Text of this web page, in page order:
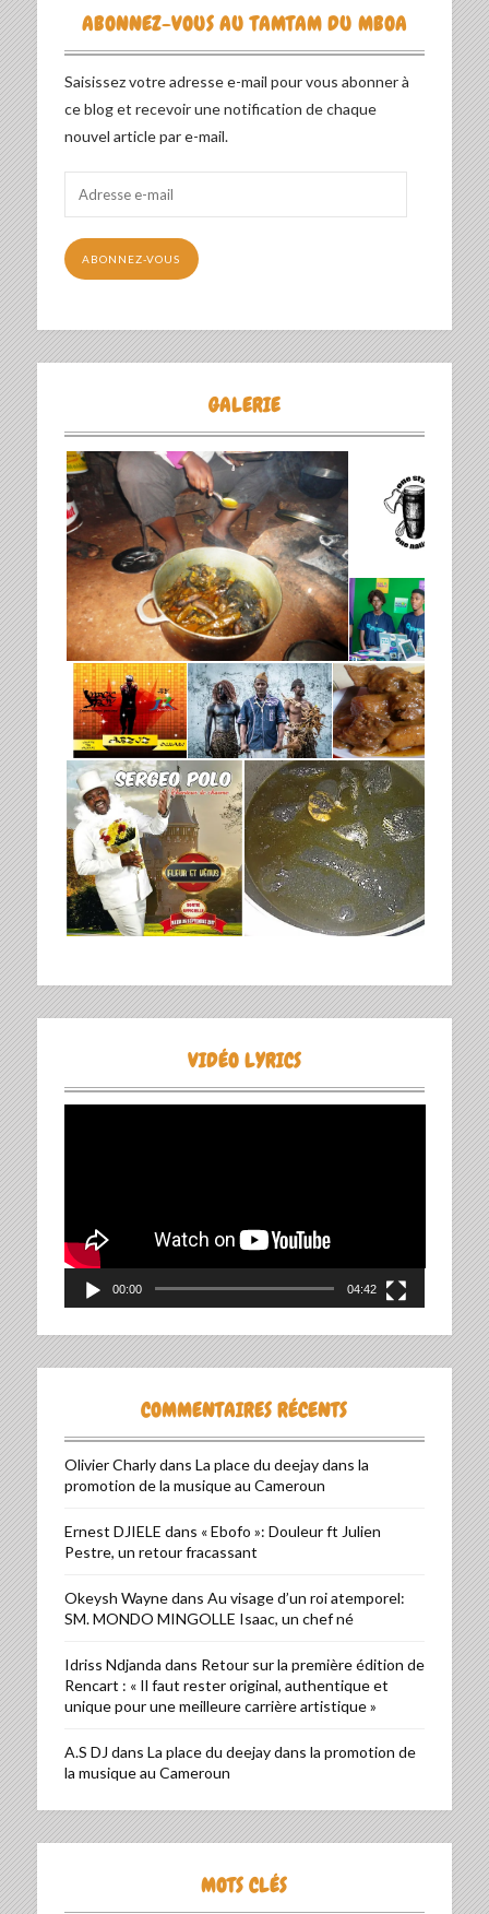
ABONNEZ-VOUS AU TAMTAM DU MBOA
Saisissez votre adresse e-mail pour vous abonner à
ce blog et recevoir une notification de chaque
nouvel article par e-mail.
mail
ABONNEZ-VOUS
GALERIE
VIDÉO LYRICS
00:00 04:42
COMMENTAIRES RÉCENTS
Olivier Charlydans La place du deejay dans la
promotion de la musique au Cameroun
Ernest DJIELE dans « Ebofo »: Douleur ft Julien
Pestre, un retour fracassant
Okeysh Waynedans Au visage d’un roi atemporel:
SM. MONDO MINGOLLE Isaac, un chef né
Idriss Ndjanda dans Retour sur la première édition de
Rencart : « Il faut rester original, authentique et
unique pour une meilleure carrière artistique »
A.S DJ dans La place du deejay dans la promotion de
la musique au Cameroun
MOTS CLÉS